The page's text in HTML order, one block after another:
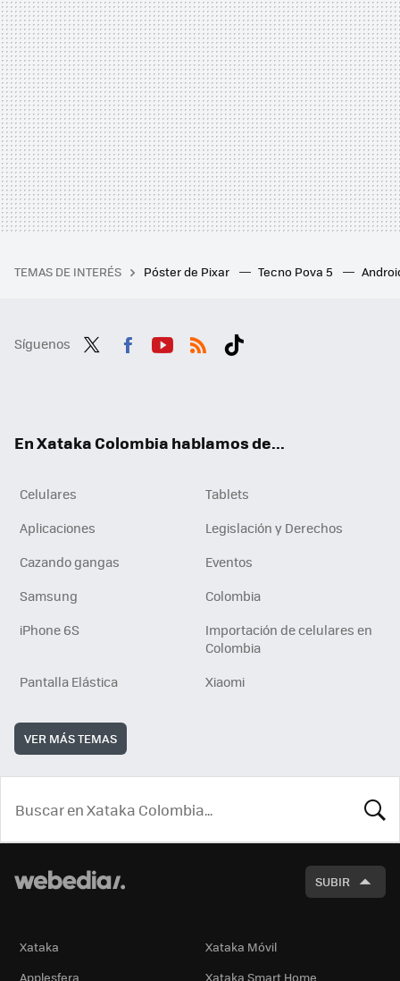
TEMAS DE INTERÉS Póster de Pixar Tecno Pova 5
Síguenos
En Xataka Colombia hablamos de...
Celulares
Tablets
Aplicaciones
Legislación y Derechos
Cazando gangas
Eventos
Samsung
Colombia
iPhone 6S
Importación de celulares en
Colombia
Pantalla Elástica
Xiaomi
VER MÁS TEMAS
SUBIR
Xataka
Xataka Móvil
Applesfera
Xataka Smart Home